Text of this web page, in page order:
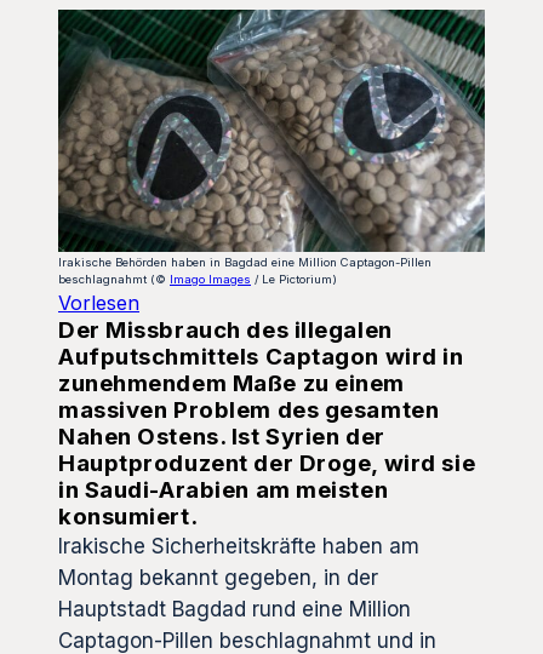
Irakische Behörden haben in Bagdad eine Million Captagon-Pillen
beschlagnahmt (© Imago Images / Le Pictorium)
Vorlesen
Der Missbrauch des illegalen
Aufputschmittels Captagon wird in
zunehmendem Maße zu einem
massiven Problem des gesamten
Nahen Ostens. Ist Syrien der
Hauptproduzent der Droge, wird sie
in Saudi-Arabien am meisten
konsumiert.
Irakische Sicherheitskräfte haben am
Montag bekannt gegeben, in der
Hauptstadt Bagdad rund eine Million
Captagon-Pillen beschlagnahmt und in